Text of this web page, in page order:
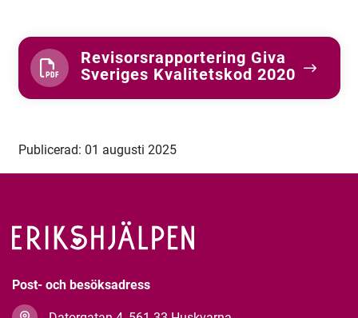
Revisorsrapportering Giva
Sveriges Kvalitetskod 2020
Publicerad: 01 augusti 2025
Post- och besöksadress